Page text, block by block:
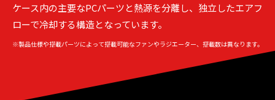
ケース内の主要なPCパーツと熱源を分離し、独立したエアフ
ローで冷却する構造となっています。
※製品仕様や搭載パーツによって搭載可能なファンやラジエーター、搭載数は異なります。